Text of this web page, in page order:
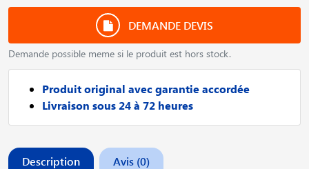
DEMANDE DEVIS
Demande possible meme si le produit est hors stock.
Produit original avec garantie accordée
Livraison sous 24 à 72 heures
Description Avis (0)